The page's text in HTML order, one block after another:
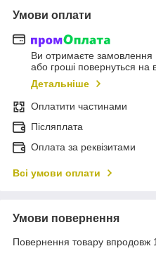
Умови оплати
Ви отримаєте замовлення
або гроші повернуться на
Детальніше
Оплатити частинами
Післяплата
Оплата за реквізитами
Всі умови оплати
Умови повернення
Повернення товару впродовж